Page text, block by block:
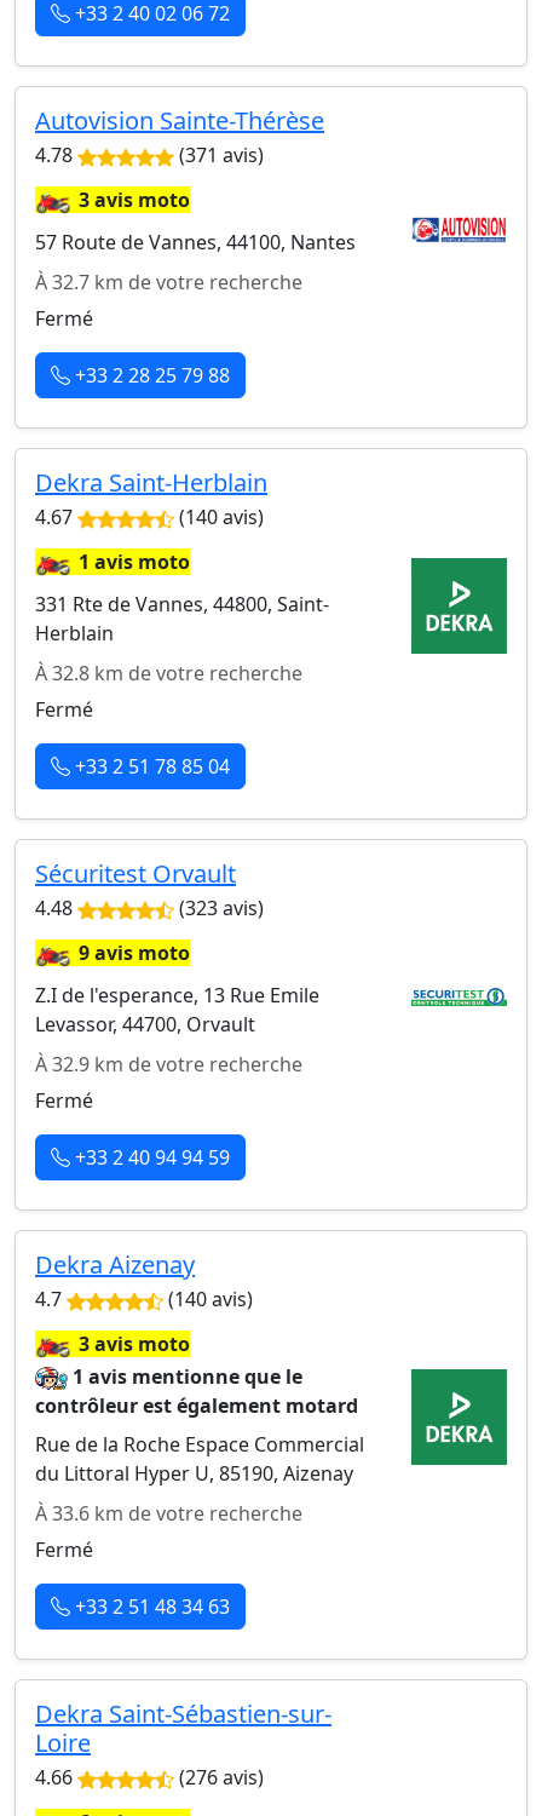
+33 2 40 02 06 72
Autovision Sainte-Thérèse
4.78 (371 avis)
🏍️3 avis moto
57 Route de Vannes, 44100, Nantes
À 32.7 km de votre recherche
Fermé
+33 2 28 25 79 88
Dekra Saint-Herblain
4.67 (140 avis)
🏍️1 avis moto
331 Rte de Vannes, 44800, Saint-
Herblain
À 32.8 km de votre recherche
Fermé
+33 2 51 78 85 04
Sécuritest Orvault
4.48 (323 avis)
🏍️9 avis moto
Z.I de l'esperance, 13 Rue Emile
Levassor, 44700, Orvault
À 32.9 km de votre recherche
Fermé
+33 2 40 94 94 59
Dekra Aizenay
4.7 (140 avis)
🏍️3 avis moto
1 avis mentionne que le
contrôleur est également motard
Rue de la Roche Espace Commercial
du Littoral Hyper U, 85190, Aizenay
À 33.6 km de votre recherche
Fermé
+33 2 51 48 34 63
Dekra Saint-Sébastien-sur-
Loire
4.66 (276 avis)